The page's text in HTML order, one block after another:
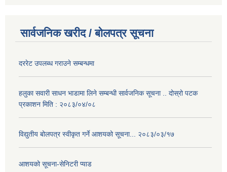
सार्वजनिक खरीद / बोलपत्र सूचना
दररेट उपलब्ध गराउने सम्बन्धमा
हलुका सवारी साधन भाडामा लिने सम्बन्धी सार्वजनिक सूचना .. दोस्रो पटक
प्रकाशन मिति : २०८३/०४/०८
विद्युतीय बोलपत्र स्वीकृत गर्ने आशयको सूचना... २०८३/०३/१७
आशयको सूचना-सेनिटरी प्याड